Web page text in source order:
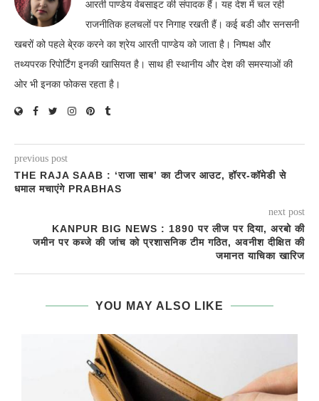
आरती पाण्डेय वेबसाइट की संपादक हैं। यह देश में चल रही
राजनीतिक हलचलों पर निगाह रखती हैं। कई बडी और सनसनी
खबरों को पहले बे्रक करने का श्रेय आरती पाण्डेय को जाता है। निष्पक्ष और
तथ्यपरक रिपोर्टिंग इनकी खासियत है। साथ ही स्थानीय और देश की समस्याओं की
ओर भी इनका फोकस रहता है।
previous post
THE RAJA SAAB : ‘राजा साब’ का टीजर आउट, हॉरर-कॉमेडी से
धमाल मचाएंगे PRABHAS
next post
KANPUR BIG NEWS : 1890 पर लीज पर दिया, अरबो की
जमीन पर कब्जे की जांच को प्रशासनिक टीम गठित, अवनीश दीक्षित की
जमानत याचिका खारिज
YOU MAY ALSO LIKE